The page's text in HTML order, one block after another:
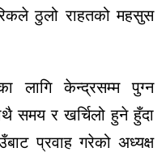
ठुलो राहतको महसुस
लागि केन्द्रसम्म पुग्न
समय र खर्चिलो हुने हुँदा
प्रवाह गरेको अध्यक्ष